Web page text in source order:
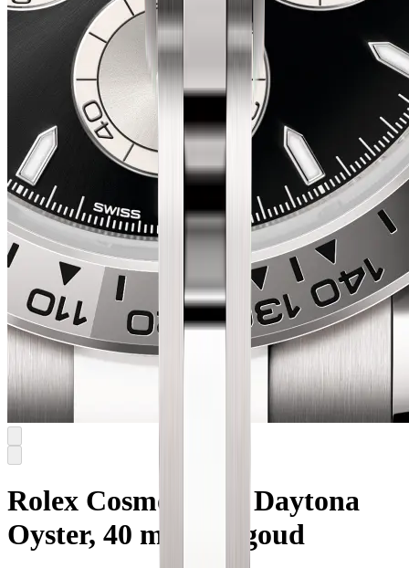
Rolex Cosmograph Daytona
Oyster, 40 mm, witgoud